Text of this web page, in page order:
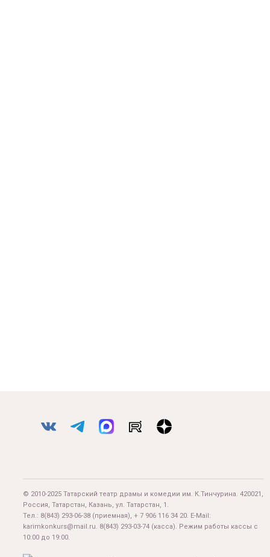
© 2010-2025 Татарский театр драмы и комедии им. К.Тинчурина. 420021,
Россия, Татарстан, Казань, ул. Татарстан, 1.
Тел.: 8(843) 293-06-38 (приемная), + 7 906 116 34 20. E-Mail:
karimkonkurs@mail.ru. 8(843) 293-03-74 (касса). Режим работы кассы с
10:00 до 19:00.